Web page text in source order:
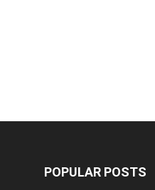
POPULAR POSTS